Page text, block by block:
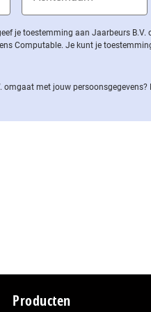
je toestemming aan Jaarbeurs
Computable. Je kunt je
omgaat met jouw per­soons­ge­ge­vens?
Producten